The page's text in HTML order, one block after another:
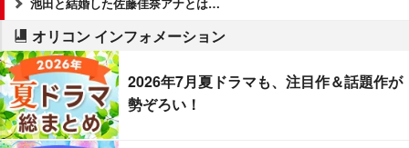
オリコン インフォメーション
2026年7月夏ドラマも、注目作＆話題作が
勢ぞろい！